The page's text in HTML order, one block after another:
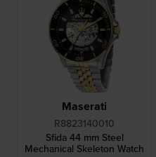
Maserati
R8823140010
Sfida 44 mm Steel
Mechanical Skeleton Watch